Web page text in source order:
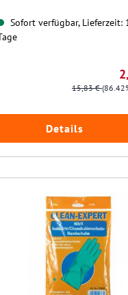
Sofort verfügbar, Lieferzeit:
15,83 €
Details